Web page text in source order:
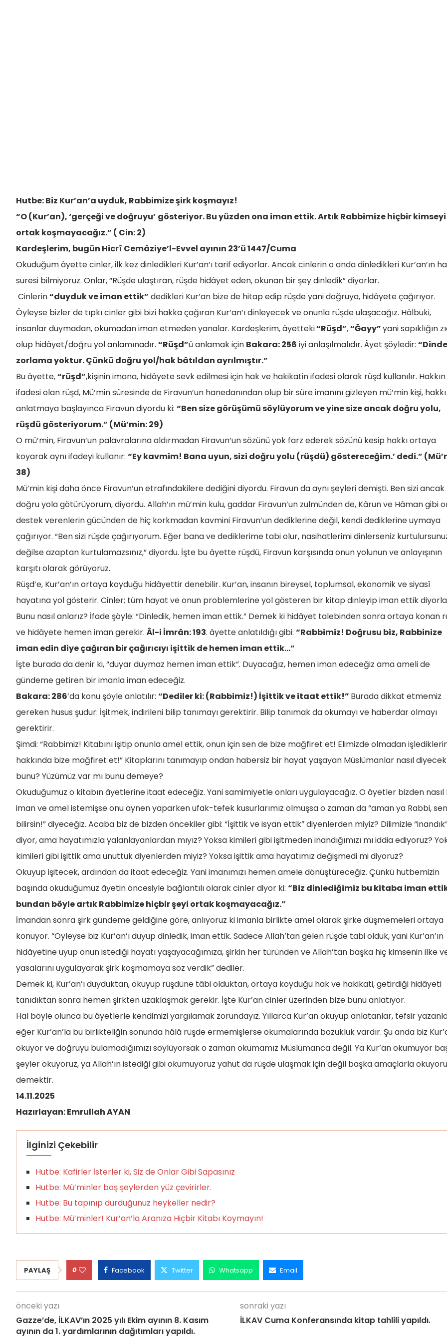
Hutbe: Biz Kur’an’a uyduk, Rabbimize şirk koşmayız!
“O (Kur’an), ‘gerçeği ve doğruyu’ gösteriyor. Bu yüzden ona iman ettik. Artık Rabbimize hiçbir kimseyi
ortak koşmayacağız.” ( Cin: 2)
Kardeşlerim, bugün Hicrî Cemâziye’l-Evvel ayının 23’ü 1447/Cuma
Okuduğum âyette cinler, ilk kez dinledikleri Kur’an’ı tarif ediyorlar. Ancak cinlerin o anda dinledikleri Kur’an’ın
suresi bilmiyoruz. Onlar, “Rüşde ulaştıran, rüşde hidâyet eden, okunan bir şey dinledik” diyorlar.
Cinlerin“duyduk ve iman ettik” dedikleri Kur’an bize de hitap edip rüşde yani doğruya, hidâyete çağırıyor.
Öyleyse bizler de tıpkı cinler gibi bizi hakka çağıran Kur’an’ı dinleyecek ve onunla rüşde ulaşacağız. Hâlbuki,
insanlar duymadan, okumadan iman etmeden yanalar. Kardeşlerim, âyetteki“Rüşd”,“Ğayy”yani sapıklığın
olup hidâyet/doğru yol anlamınadır. “Rüşd”ü anlamak için Bakara: 256 iyi anlaşılmalıdır. Âyet şöyledir: “Dinde
zorlama yoktur. Çünkü doğru yol/hak bâtıldan ayrılmıştır.”
Bu âyette,“rüşd”,kişinin imana, hidâyete sevk edilmesi için hak ve hakikatin ifadesi olarak rüşd kullanılır. Hakkın
ifadesi olan rüşd, Mü’min sûresinde de Firavun’un hanedanından olup bir süre imanını gizleyen mü’min kişi, hakkı
anlatmaya başlayınca Firavun diyordu ki: “Ben size görüşümü söylüyorum ve yine size ancak doğru yolu,
rüşdü gösteriyorum.” (Mü’min: 29)
O mü’min, Firavun’un palavralarına aldırmadan Firavun’un sözünü yok farz ederek sözünü kesip hakkı ortaya
koyarak aynı ifadeyi kullanır: “Ey kavmim! Bana uyun, sizi doğru yolu (rüşdü) göstereceğim.’ dedi.”
38)
Mü’min kişi daha önce Firavun’un etrafındakilere dediğini diyordu. Firavun da aynı şeyleri demişti. Ben sizi ancak
doğru yola götürüyorum, diyordu. Allah’ın mü’min kulu, gaddar Firavun’un zulmünden de, Kârun ve Hâman gibi
destek verenlerin gücünden de hiç korkmadan kavmini Firavun’un dediklerine değil, kendi dediklerine uymaya
çağırıyor. “Ben sizi rüşde çağırıyorum. Eğer bana ve dediklerime tabi olur, nasihatlerimi dinlerseniz
değilse azaptan kurtulamazsınız,” diyordu. İşte bu âyette rüşdü, Firavun karşısında onun yolunun ve anlayışının
karşıtı olarak görüyoruz.
Rüşd’e, Kur’an’ın ortaya koyduğu hidâyettir denebilir. Kur’an, insanın bireysel, toplumsal, ekonomik ve siyasî
hayatına yol gösterir. Cinler; tüm hayat ve onun problemlerine yol gösteren bir kitap dinleyip iman ettik
Bunu nasıl anlarız? İfade şöyle: “Dinledik, hemen iman ettik.” Demek ki hidâyet talebinden sonra ortaya konan
ve hidâyete hemen iman gerekir. Âl-i İmrân: 193. âyette anlatıldığı gibi: “Rabbimiz! Doğrusu biz, Rabbinize
iman edin diye çağıran bir çağırıcıyı işittik de hemen iman ettik…”
İşte burada da denir ki, “duyar duymaz hemen iman ettik”. Duyacağız, hemen iman edeceğiz ama ameli de
gündeme getiren bir imanla iman edeceğiz.
Bakara: 286’da konu şöyle anlatılır: “Dediler ki: (Rabbimiz!) İşittik ve itaat ettik!” Burada dikkat etmemiz
gereken husus şudur: İşitmek, indirileni bilip tanımayı gerektirir. Bilip tanımak da okumayı ve haberdar olmayı
gerektirir.
Şimdi: “Rabbimiz! Kitabını işitip onunla amel ettik, onun için sen de bize mağfiret et! Elimizde olmadan
hakkında bize mağfiret et!” Kitaplarını tanımayıp ondan habersiz bir hayat yaşayan Müslümanlar nasıl
bunu? Yüzümüz var mı bunu demeye?
Okuduğumuz o kitabın âyetlerine itaat edeceğiz. Yani samimiyetle onları uygulayacağız. O âyetler bizden nasıl
iman ve amel istemişse onu aynen yaparken ufak-tefek kusurlarımız olmuşsa o zaman da “aman ya Rabbi, sen
bilirsin!” diyeceğiz. Acaba biz de bizden öncekiler gibi: “İşittik ve isyan ettik” diyenlerden miyiz? Dilimizle
diyor, ama hayatımızla yalanlayanlardan mıyız? Yoksa kimileri gibi işitmeden inandığımızı mı iddia ediyoruz?
kimileri gibi işittik ama unuttuk diyenlerden miyiz? Yoksa işittik ama hayatımız değişmedi mi diyoruz?
Okuyup işitecek, ardından da itaat edeceğiz. Yani imanımızı hemen amele dönüştüreceğiz. Çünkü hutbemizin
başında okuduğumuz âyetin öncesiyle bağlantılı olarak cinler diyor ki: “Biz dinlediğimiz bu kitaba iman
bundan böyle artık Rabbimize hiçbir şeyi ortak koşmayacağız.”
İmandan sonra şirk gündeme geldiğine göre, anlıyoruz ki imanla birlikte amel olarak şirke düşmemeleri ortaya
konuyor. “Öyleyse biz Kur’an’ı duyup dinledik, iman ettik. Sadece Allah’tan gelen rüşde tabi olduk, yani Kur’an’ın
hidâyetine uyup onun istediği hayatı yaşayacağımıza, şirkin her türünden ve Allah’tan başka hiç kimsenin ilke
yasalarını uygulayarak şirk koşmamaya söz verdik” dediler.
Demek ki, Kur’an’ı duyduktan, okuyup rüşdüne tâbi olduktan, ortaya koyduğu hak ve hakikati, getirdiği hidâyeti
tanıdıktan sonra hemen şirkten uzaklaşmak gerekir. İşte Kur’an cinler üzerinden bize bunu anlatıyor.
Hal böyle olunca bu âyetlerle kendimizi yargılamak zorundayız. Yıllarca Kur’an okuyup anlatanlar, tefsir
eğer Kur’an’la bu birlikteliğin sonunda hâlâ rüşde ermemişlerse okumalarında bozukluk vardır. Şu anda biz
okuyor ve doğruyu bulamadığımızı söylüyorsak o zaman okumamız Müslümanca değil. Ya Kur’an okumuyor
şeyler okuyoruz, ya Allah’ın istediği gibi okumuyoruz yahut da rüşde ulaşmak için değil başka amaçlarla
demektir.
14.11.2025
Hazırlayan: Emrullah AYAN
İlginizi Çekebilir
Hutbe: Kafirler İsterler ki, Siz de Onlar Gibi Sapasınız
Hutbe: Mü’minler boş şeylerden yüz çevirirler.
Hutbe: Bu tapınıp durduğunuz heykeller nedir?
Hutbe: Mü’minler! Kur’an’la Aranıza Hiçbir Kitabı Koymayın!
PAYLAŞ 0 Facebook Twitter Whatsapp Email
önceki yazı
Gazze’de, İLKAV’ın 2025 yılı Ekim ayının 8. Kasım
ayının da 1. yardımlarının dağıtımları yapıldı.
sonraki yazı
İLKAV Cuma Konferansında kitap tahlili yapıldı.